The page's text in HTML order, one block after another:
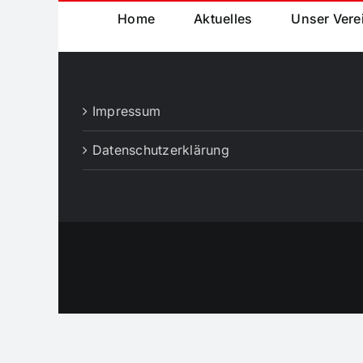
Home Aktuelles Unser
Impressum
Datenschutzerklärung